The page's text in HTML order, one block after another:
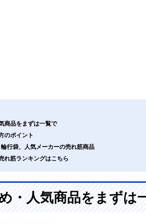
商品をまずは一覧で
のポイント
輪行袋、人気メーカーの売れ筋商品
れ筋ランキングはこちら
・人気商品をまずは